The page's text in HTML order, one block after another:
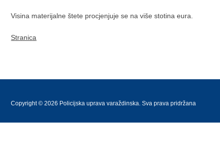
Visina materijalne štete procjenjuje se na više stotina eura.
Stranica
Copyright © 2026 Policijska uprava varaždinska. Sva prava pridržana